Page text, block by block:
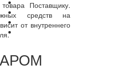
Поставщику.
средств на
от внутреннего